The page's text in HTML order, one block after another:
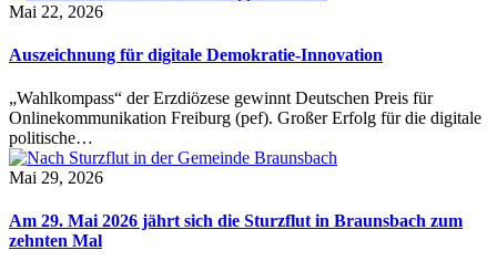
Mai 22, 2026
Auszeichnung für digitale Demokratie-Innovation
„Wahlkompass“ der Erzdiözese gewinnt Deutschen Preis für
Onlinekommunikation Freiburg (pef). Großer Erfolg für die digitale
politische…
Mai 29, 2026
Am 29. Mai 2026 jährt sich die Sturzflut in Braunsbach zum
zehnten Mal